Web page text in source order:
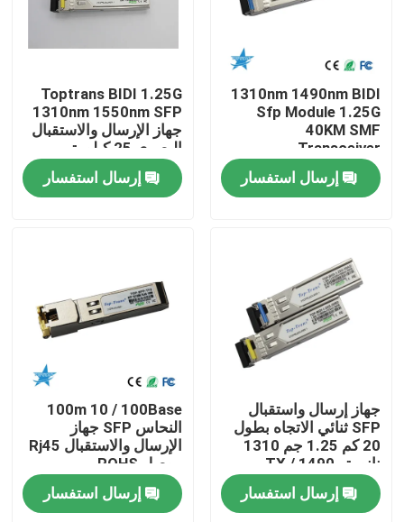
منتجات
معلومات عنا
مراقبة الجودة
أخبار
منتجات إنفيديا الذكاء الاصطناعي
1310nm 1490nm BIDI
Sfp Module 1.25G
40KM SMF
Transceiver
إرسال استفسار
Toptrans BIDI 1.25G
1310nm 1550nm SFP
جهاز الإرسال والاستقبال
البصري 25 كيلومتر
إرسال استفسار
جهاز إرسال واستقبال
SFP ثنائي الاتجاه بطول
20 كم 1.25 جم 1310
نانومتر TX / 1490
نانومتر RX
إرسال استفسار
100m 10 / 100Base
النحاس SFP جهاز
الإرسال والاستقبال Rj45
موصل ROHS
إرسال استفسار